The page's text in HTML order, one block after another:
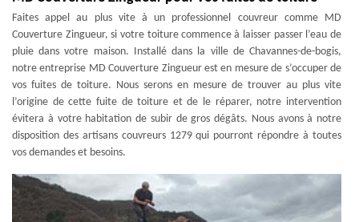
Faites appel au plus vite à un professionnel couvreur comme MD
Couverture Zingueur, si votre toiture commence à laisser passer l’eau de
pluie dans votre maison. Installé dans la ville de Chavannes-de-bogis,
notre entreprise MD Couverture Zingueur est en mesure de s’occuper de
vos fuites de toiture. Nous serons en mesure de trouver au plus vite
l’origine de cette fuite de toiture et de le réparer, notre intervention
évitera à votre habitation de subir de gros dégâts. Nous avons à notre
disposition des artisans couvreurs 1279 qui pourront répondre à toutes
vos demandes et besoins.